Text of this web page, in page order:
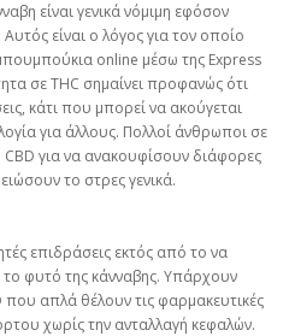
είναι γενικά νόμιμη εφόσον
είναι ο λόγος για τον οποίο
online μέσω της Express
σε THC σημαίνει προφανώς ότι
κάτι που μπορεί να ακούγεται
για άλλους. Πολλοί άνθρωποι σε
για να ανακουφίσουν διάφορες
το στρες γενικά.
επιδράσεις εκτός από το να
φυτό της κάνναβης. Υπάρχουν
που απλά θέλουν τις φαρμακευτικές
χωρίς την ανταλλαγή κεφαλών.